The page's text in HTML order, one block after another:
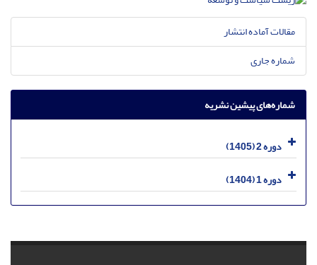
مقالات آماده انتشار
شماره جاری
شماره‌های پیشین نشریه
دوره 2 (1405)
دوره 1 (1404)